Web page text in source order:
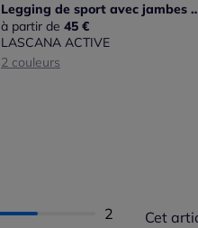
Legging de sport avec jambes
à partir de 45 €
LASCANA ACTIVE
2 couleurs
Nombre
2
Cet